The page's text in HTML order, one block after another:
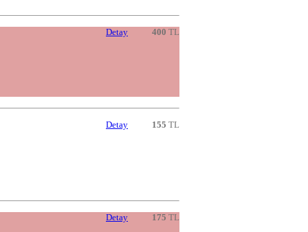
Detay 400 TL
Detay 155 TL
Detay 175 TL